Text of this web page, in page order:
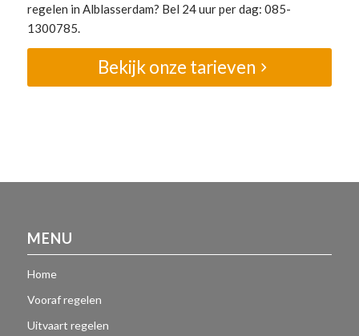
regelen in Alblasserdam? Bel 24 uur per dag: 085-
1300785.
Bekijk onze tarieven
MENU
Home
Vooraf regelen
Uitvaart regelen